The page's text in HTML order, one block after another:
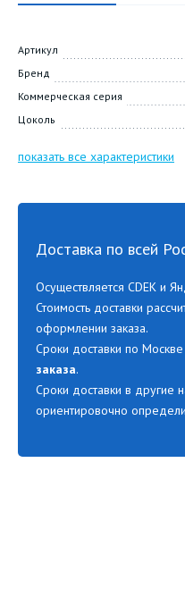
Артикул
Бренд
Коммерческая серия
Цоколь
показать все характеристики
Доставка по всей
Осуществляется CDEK и
Стоимость доставки
оформлении заказа.
Сроки доставки по Москве
заказа.
Сроки доставки в другие
ориентировочно